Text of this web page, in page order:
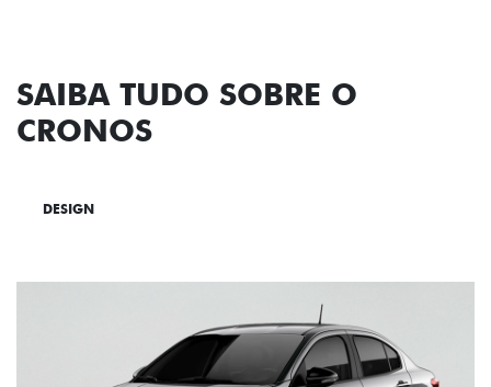
SAIBA TUDO SOBRE O
CRONOS
DESIGN